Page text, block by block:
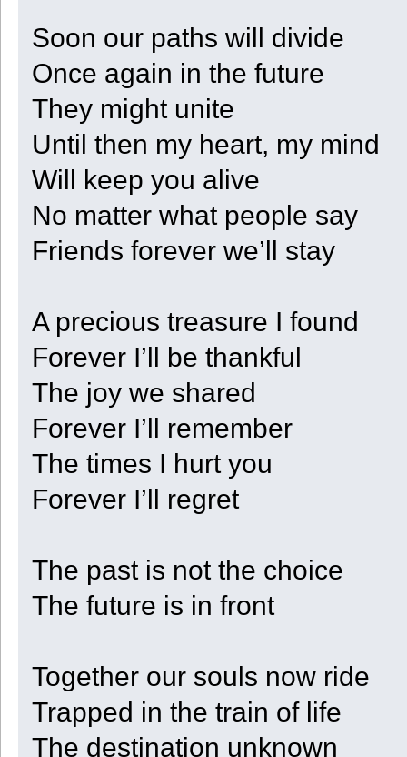
Soon our paths will divide
Once again in the future
They might unite
Until then my heart, my mind
Will keep you alive
No matter what people say
Friends forever we’ll stay
A precious treasure I found
Forever I’ll be thankful
The joy we shared
Forever I’ll remember
The times I hurt you
Forever I’ll regret
The past is not the choice
The future is in front
Together our souls now ride
Trapped in the train of life
The destination unknown